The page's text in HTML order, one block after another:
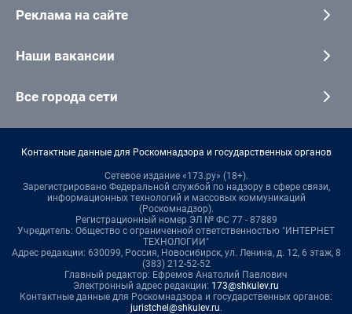
Реклама на сайте
Наши вакансии
Все города сети
Контактные данные для Роскомнадзора и государственных органов
Сетевое издание «173.ру» (18+).
Зарегистрировано Федеральной службой по надзору в сфере связи,
информационных технологий и массовых коммуникаций
(Роскомнадзор).
Регистрационный номер ЭЛ № ФС 77 - 87889
Учредитель: Общество с ограниченной ответственностью "ИНТЕРНЕТ
ТЕХНОЛОГИИ"
Адрес редакции: 630099, Россия, Новосибирск, ул. Ленина, д. 12, 6 этаж, 8
(383) 212-52-52
Главный редактор: Ефремов Анатолий Павлович
Электронный адрес редакции: 173@shkulev.ru
Контактные данные для Роскомнадзора и государственных органов:
juristchel@shkulev.ru.